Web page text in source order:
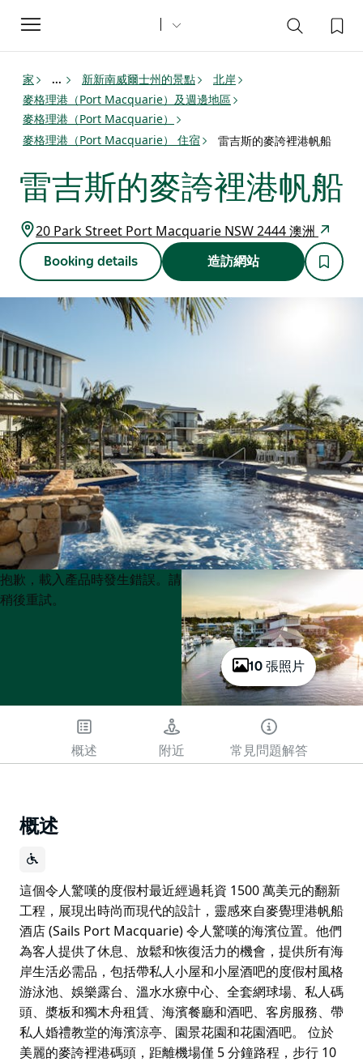
Toggle
navigation
家 ... 新新南威爾士州的景點
北岸
麥格理港（Port Macquarie）及週邊地區
麥格理港（Port Macquarie）
麥格理港（Port Macquarie） 住宿
雷吉斯的麥誇裡港帆船
雷吉斯的麥誇裡港帆船
20 Park Street Port Macquarie NSW 2444 澳洲
Booking details 造訪網站
10 張照片
Product
List
Product
List
抱歉，載入產品時發生錯誤。請
稍後重試。
概述 附近 常見問題解答
概述
這個令人驚嘆的度假村最近經過耗資 1500 萬美元的翻新
工程，展現出時尚而現代的設計，靈感來自麥覺理港帆船
酒店 (Sails Port Macquarie) 令人驚嘆的海濱位置。他們
為客人提供了休息、放鬆和恢復活力的機會，提供所有海
岸生活必需品，包括帶私人小屋和小屋酒吧的度假村風格
游泳池、娛樂露台、溫水水療中心、全套網球場、私人碼
頭、槳板和獨木舟租賃、海濱餐廳和酒吧、客房服務、帶
私人婚禮教堂的海濱涼亭、園景花園和花園酒吧。 位於
美麗的麥誇裡港碼頭，距離機場僅 5 分鐘路程，步行 10